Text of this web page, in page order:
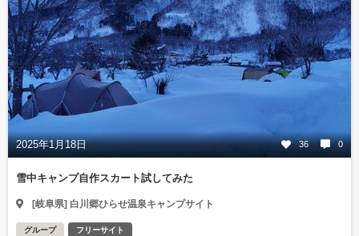
2025年1月18日 36 0
雪中キャンプ自作スカート試してみた
[岐阜県] 白川郷ひらせ温泉キャンプサイト
グループ フリーサイト